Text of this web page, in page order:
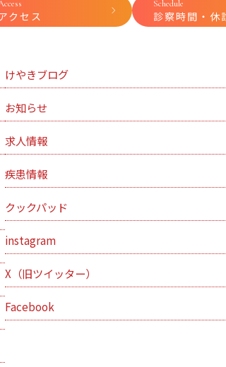
クセス
Schedule
診察時間・休
けやきブログ
お知らせ
求人情報
疾患情報
クックパッド
instagram
X（旧ツイッター）
Facebook